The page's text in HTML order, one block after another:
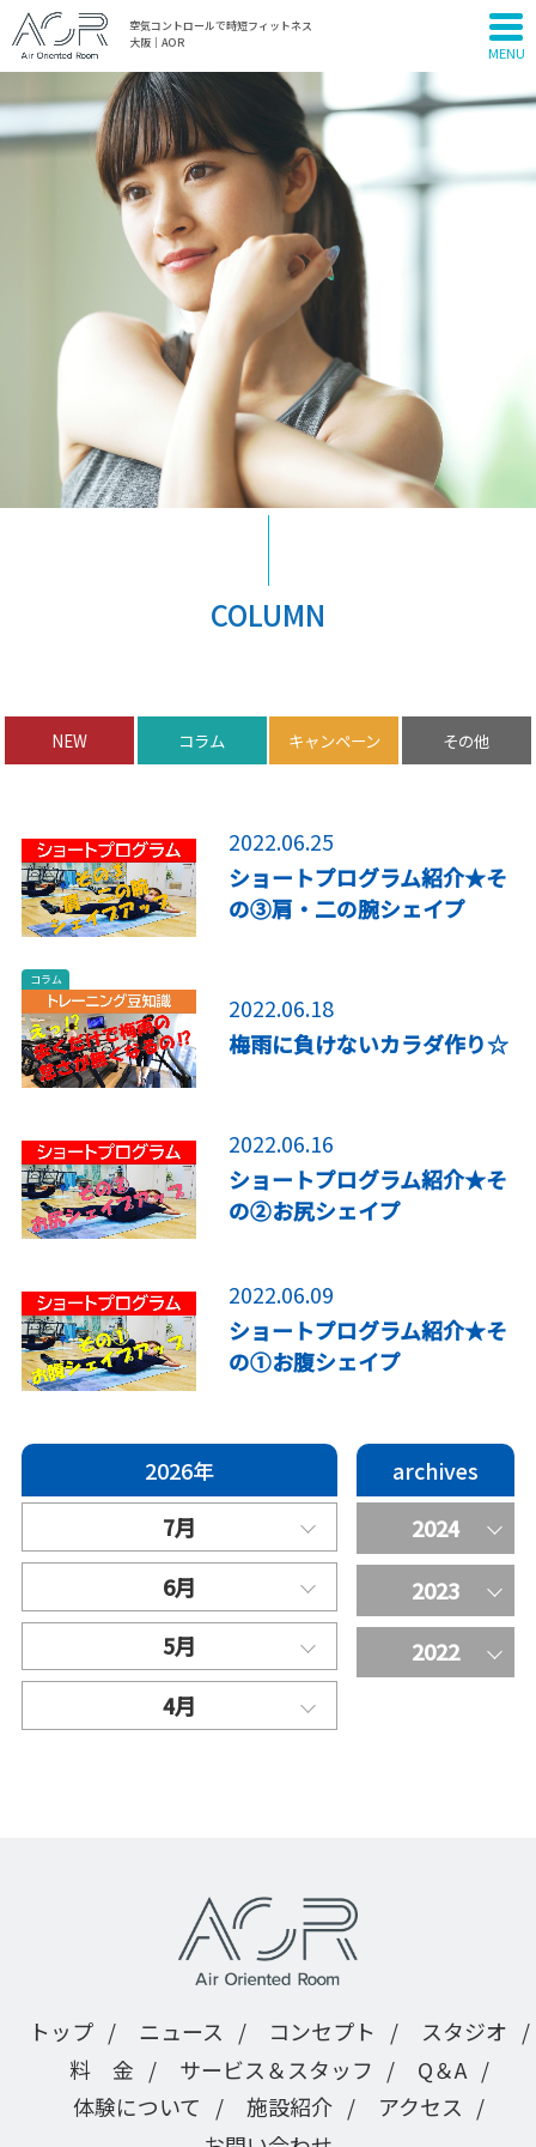
空気コントロールで時短フィットネス
大阪｜AOR
COLUMN
NEW コラム キャンペーン その他
2022.06.25
ショートプログラム紹介★そ
の③肩・二の腕シェイプ
コラム
2022.06.18
梅雨に負けないカラダ作り☆
2022.06.16
ショートプログラム紹介★そ
の②お尻シェイプ
2022.06.09
ショートプログラム紹介★そ
の①お腹シェイプ
2026年
7月
6月
5月
4月
archives
2024
2023
2022
トップ ニュース コンセプト
スタジオ
料 金
サービス＆スタッフ
Q＆A
体験について
施設紹介
アクセス